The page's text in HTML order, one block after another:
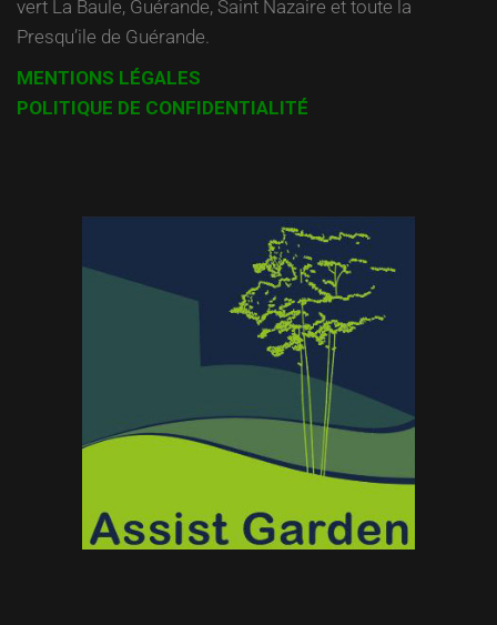
vert La Baule, Guérande, Saint Nazaire et toute la
Presqu’ile de Guérande.
MENTIONS LÉGALES
POLITIQUE DE CONFIDENTIALITÉ